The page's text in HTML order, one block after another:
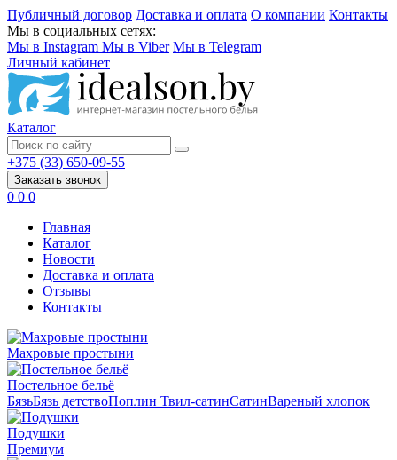
Публичный договор Доставка и оплата О компании Контакты
Мы в социальных сетях:
Мы в Instagram Мы в Viber Мы в Telegram
Личный кабинет
Каталог
+375 (33) 650-09-55
Заказать звонок
0 0 0
Главная
Каталог
Новости
Доставка и оплата
Отзывы
Контакты
Махровые простыни
Постельное бельё
БязьБязь детствоПоплин Твил-сатинСатинВареный хлопок
Подушки
Премиум